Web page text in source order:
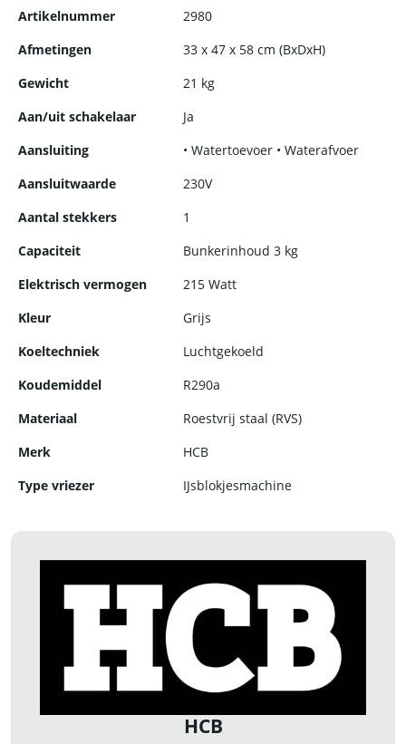
naar je eigen keuken of tuinfeest te halen. Altijd genoeg ijs,
altijd die luxe uitstraling.
Artikelnummer
2980
Afmetingen
33 x 47 x 58 cm (BxDxH)
Gewicht
21 kg
Aan/uit schakelaar
Ja
Aansluiting
• Watertoevoer • Waterafvoer
Aansluitwaarde
230V
Aantal stekkers
1
Capaciteit
Bunkerinhoud 3 kg
Elektrisch vermogen
215 Watt
Kleur
Grijs
Koeltechniek
Luchtgekoeld
Koudemiddel
R290a
Materiaal
Roestvrij staal (RVS)
Merk
HCB
Type vriezer
IJsblokjesmachine
HCB